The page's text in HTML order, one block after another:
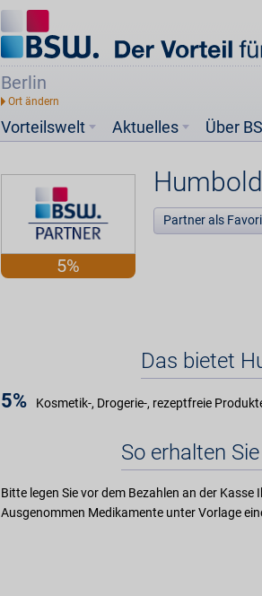
Berlin
Vorteilswelt Aktuelles Über
5%
Partner als
Das bietet
5% Kosmetik-, Drogerie-, rezeptfreie
So erhalten
Bitte legen Sie vor dem Bezahlen an der Kasse
Ausgenommen Medikamente unter Vorlage